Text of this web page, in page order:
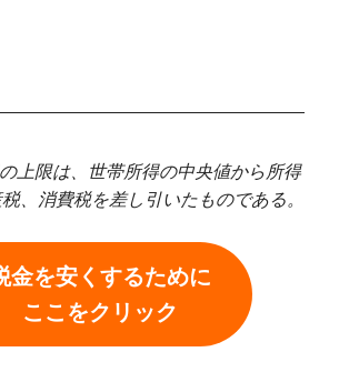
上限は、世帯所得の中央値から所得
、消費税を差し引いたものである。
金を安くするために
ここをクリック